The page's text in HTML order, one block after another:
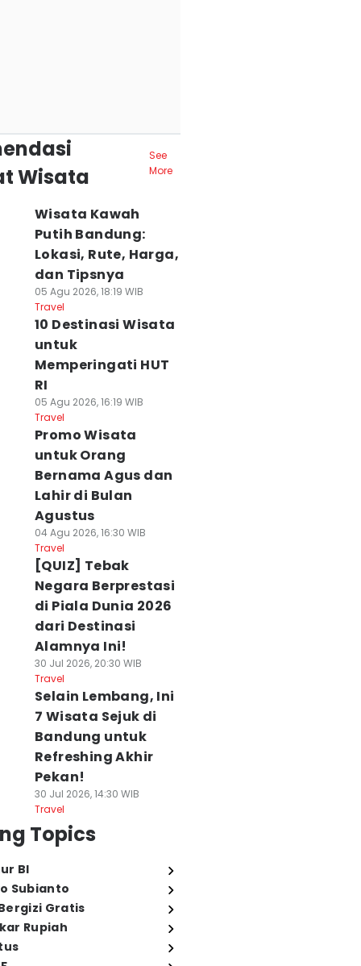
Wisata
See
More
Wisata Kawah
Putih Bandung:
Lokasi, Rute, Harga,
dan Tipsnya
05 Agu 2026, 18:19 WIB
Travel
10 Destinasi Wisata
untuk
Memperingati HUT
RI
05 Agu 2026, 16:19 WIB
Travel
Promo Wisata
untuk Orang
Bernama Agus dan
Lahir di Bulan
Agustus
04 Agu 2026, 16:30 WIB
Travel
[QUIZ] Tebak
Negara Berprestasi
di Piala Dunia 2026
dari Destinasi
Alamnya Ini!
30 Jul 2026, 20:30 WIB
Travel
Selain Lembang, Ini
7 Wisata Sejuk di
Bandung untuk
Refreshing Akhir
Pekan!
30 Jul 2026, 14:30 WIB
Travel
Topics
BI
Subianto
Gratis
Rupiah